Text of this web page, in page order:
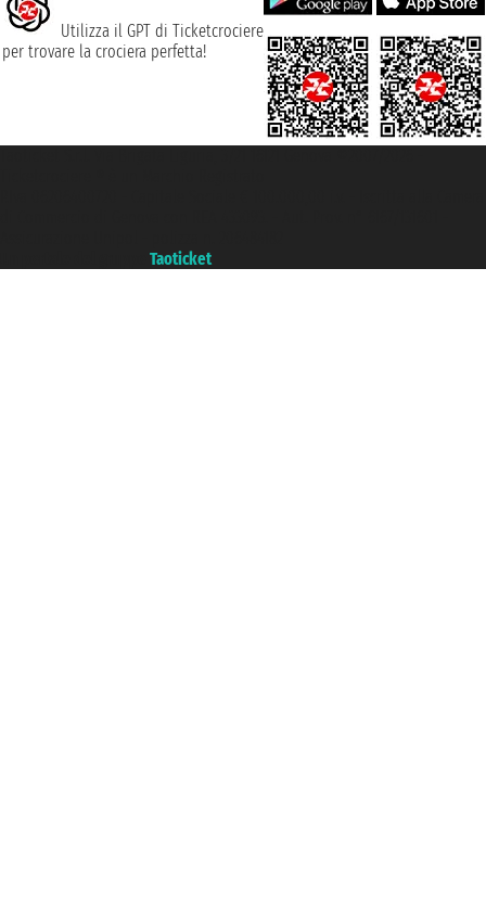
Utilizza il GPT di Ticketcrociere
per trovare la crociera perfetta!
Taoticket